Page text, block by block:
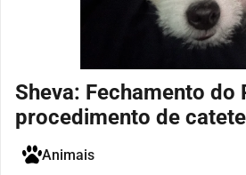
Sheva: Fechamento do
procedimento de
Animais